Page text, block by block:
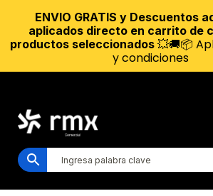
ENVIO GRATIS y Descuentos
aplicados directo en carrito de
productos seleccionados 💥🚚📦
y condiciones